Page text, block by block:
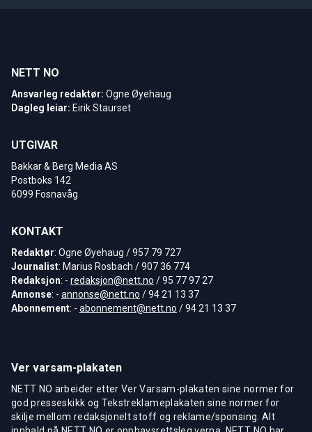
NETT NO
Ansvarleg redaktør: Ogne Øyehaug
Dagleg leiar: Eirik Staurset
UTGIVAR
Bakkar & Berg Media AS
Postboks 142
6099 Fosnavåg
KONTAKT
Redaktør: Ogne Øyehaug / 957 79 727
Journalist: Marius Rosbach / 907 36 774
Redaksjon: - redaksjon@nett.no / 95 77 97 27
Annonse: - annonse@nett.no / 94 21 13 37
Abonnement: - abonnement@nett.no / 94 21 13 37
Ver varsam-plakaten
NETT NO arbeider etter Ver Varsam-plakaten sine normer for
god presseskikk og Tekstreklameplakaten sine normer for
skilje mellom redaksjonelt stoff og reklame/sponsing. Alt